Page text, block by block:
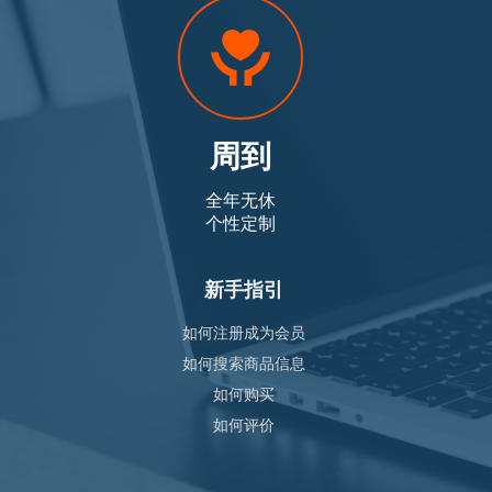
周到
全年无休
个性定制
新手指引
如何注册成为会员
如何搜索商品信息
如何购买
如何评价